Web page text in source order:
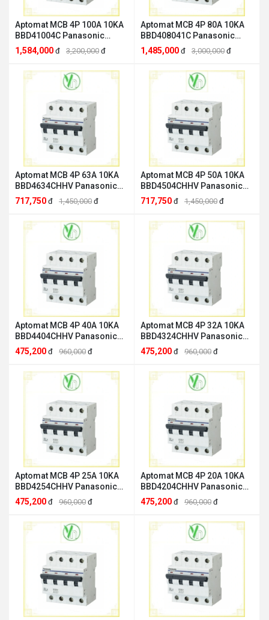
Aptomat MCB 4P 100A 10KA
BBD41004C Panasonic
Panasonic BBD41004C
1,584,000 đ 3,200,000 đ
Aptomat MCB 4P 80A 10KA
BBD408041C Panasonic
Panasonic BBD408041C
1,485,000 đ 3,000,000 đ
Aptomat MCB 4P 63A 10KA
BBD4634CHHV Panasonic
Panasonic BBD4634CHHV
717,750 đ 1,450,000 đ
Aptomat MCB 4P 50A 10KA
BBD4504CHHV Panasonic
Panasonic BBD4504CHHV
717,750 đ 1,450,000 đ
Aptomat MCB 4P 40A 10KA
BBD4404CHHV Panasonic
Panasonic BBD4404CHHV
475,200 đ 960,000 đ
Aptomat MCB 4P 32A 10KA
BBD4324CHHV Panasonic
Panasonic BBD4324CHHV
475,200 đ 960,000 đ
Aptomat MCB 4P 25A 10KA
BBD4254CHHV Panasonic
Panasonic BBD4254CHHV
475,200 đ 960,000 đ
Aptomat MCB 4P 20A 10KA
BBD4204CHHV Panasonic
Panasonic BBD4204CHHV
475,200 đ 960,000 đ